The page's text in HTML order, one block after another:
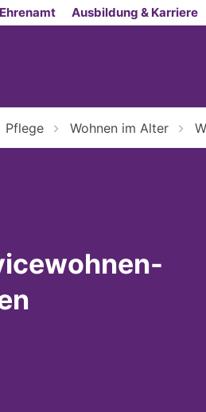
Ausbildung & Karriere
Pflege Wohnen im Alter